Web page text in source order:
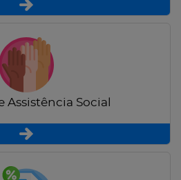
Assistência Social